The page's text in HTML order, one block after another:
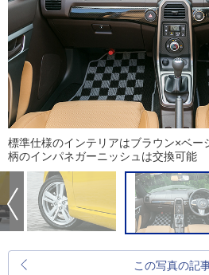
標準仕様のインテリアはブラウン×ベー
柄のインパネガーニッシュは交換可能
この写真の記